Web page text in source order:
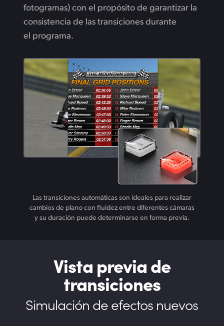
fotogramas) con el propósito de garantizar la
consistencia de las transiciones durante
el programa.
Las transiciones automáticas son ideales para realizar
cambios de plano con fluidez entre diferentes cámaras
y su duración puede determinarse en forma previa.
Vista previade
transiciones
Simulación deefectos nuevos